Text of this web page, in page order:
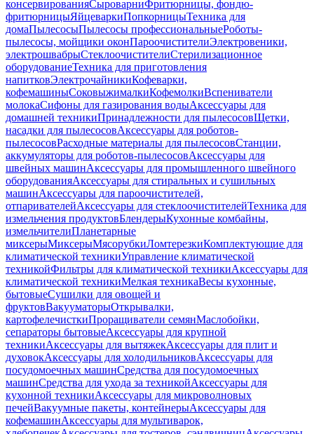
консервированияСыроварниФритюрницы, фондю-
фритюрницыЯйцеваркиПопкорницыТехника для
домаПылесосыПылесосы профессиональныеРоботы-
пылесосы, мойщики оконПароочистителиЭлектровеники,
электрошвабрыСтеклоочистителиСтерилизационное
оборудованиеТехника для приготовления
напитковЭлектрочайникиКофеварки,
кофемашиныСоковыжималкиКофемолкиВспениватели
молокаСифоны для газирования водыАксессуары для
домашней техникиПринадлежности для пылесосовЩетки,
насадки для пылесосовАксессуары для роботов-
пылесосовРасходные материалы для пылесосовСтанции,
аккумуляторы для роботов-пылесосовАксессуары для
швейных машинАксессуары для промышленного швейного
оборудованияАксессуары для стиральных и сушильных
машинАксессуары для пароочистителей,
отпаривателейАксессуары для стеклоочистителейТехника для
измельчения продуктовБлендерыКухонные комбайны,
измельчителиПланетарные
миксерыМиксерыМясорубкиЛомтерезкиКомплектующие для
климатической техникиУправление климатической
техникойФильтры для климатической техникиАксессуары для
климатической техникиМелкая техникаВесы кухонные,
бытовыеСушилки для овощей и
фруктовВакууматорыОткрывалки,
картофелечисткиПроращиватели семянМаслобойки,
сепараторы бытовыеАксессуары для крупной
техникиАксессуары для вытяжекАксессуары для плит и
духовокАксессуары для холодильниковАксессуары для
посудомоечных машинСредства для посудомоечных
машинСредства для ухода за техникойАксессуары для
кухонной техникиАксессуары для микроволновых
печейВакуумные пакеты, контейнерыАксессуары для
кофемашинАксессуары для мультиварок,